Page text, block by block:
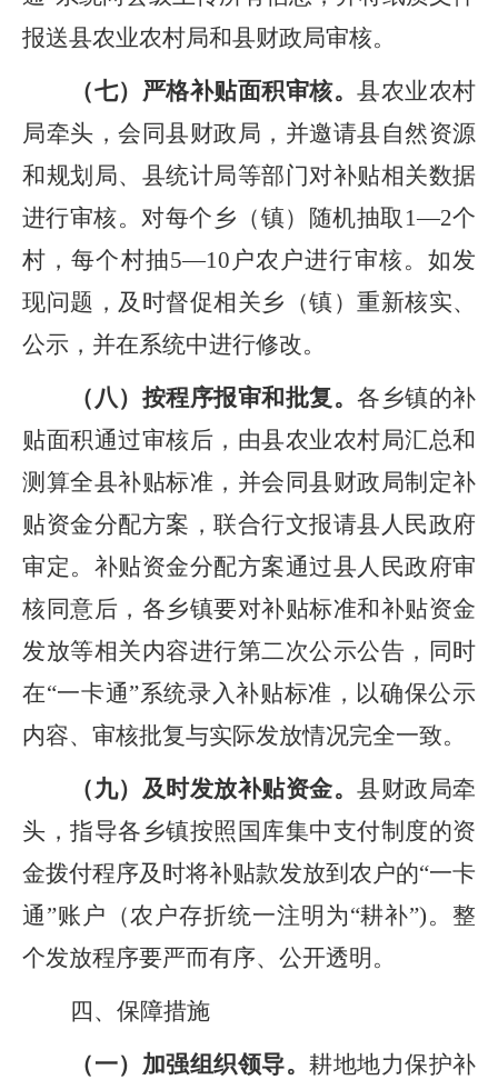
报送县农业农村局和县财政局审核。
（七） 严格补贴面积审核。 县农业农村
局牵头，会同县财政局，并邀请县自然资源
和规划 局、 县统计局等部门对补贴相关数据
进行审核。对每个乡（镇）随机抽取 1—2个
村，每个村抽5—10 户农户进行审核。 如发
现问题 ，及时督促相关乡（镇）重新核实、
公示，并在系统中进行修改。
（ 八） 按程序报审和批复。 各乡镇的补
贴面积通过审核后，由县农业农村局汇总和
测算全县补贴标准， 并会同 县财政局制定补
贴资金分配方案，联合行文报请县人民政府
审定。补贴资金分配方案通过县人民政府审
核同意后，各乡镇要对补贴标准和补贴资金
发放等相关内容进行第二次公示公告，同时
在“一卡通”系统录入补贴标准，以确保公示
内容、审核批复与实际发放情况完全一致。
（九） 及时发放补贴资金。 县财政局牵
头，指导各 乡镇按照国库集中支付制度的资
金拨付程序及时将补贴款发放到农户的“一卡
通 ”账户（农户存折统一注明为“耕补”)。整
个发放程序要严而有序、公开透明。
四、保障措施
（一）加强组织领导。 耕地地力保护补